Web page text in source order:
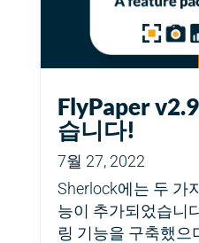
FlyPaper
습니다!
7월 27, 2022
Sherlock에는 두 가
능이 추가되었습니
링 기능을 구축했으